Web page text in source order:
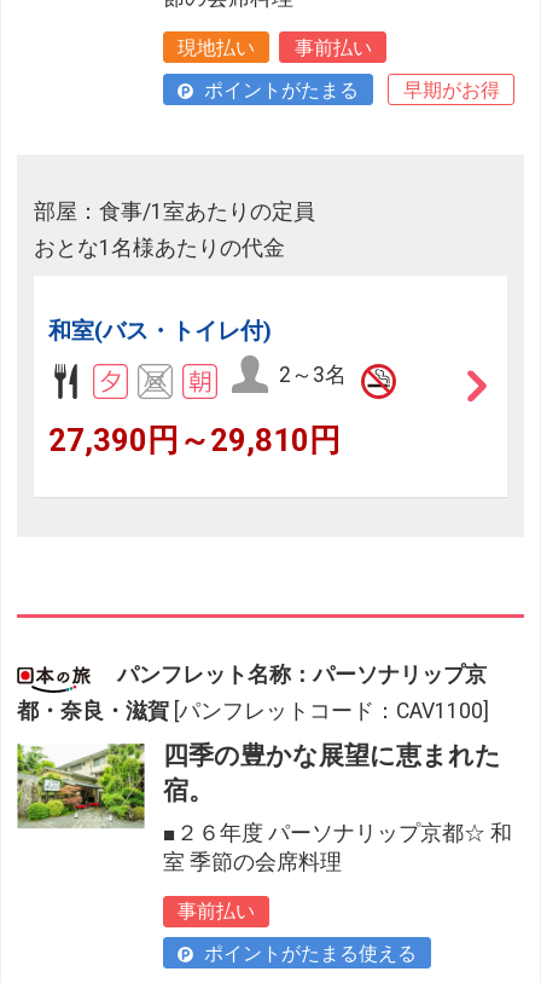
現地払い
事前払い
ポイントがたまる
早期がお得
部屋：食事/1室あたりの定員
おとな1名様あたりの代金
和室(バス・トイレ付)
2～3名
27,390円～29,810円
パンフレット名称：パーソナリップ京
都・奈良・滋賀 [パンフレットコード：CAV1100]
四季の豊かな展望に恵まれた
宿。
■２６年度 パーソナリップ京都☆ 和
室 季節の会席料理
事前払い
ポイントがたまる使える